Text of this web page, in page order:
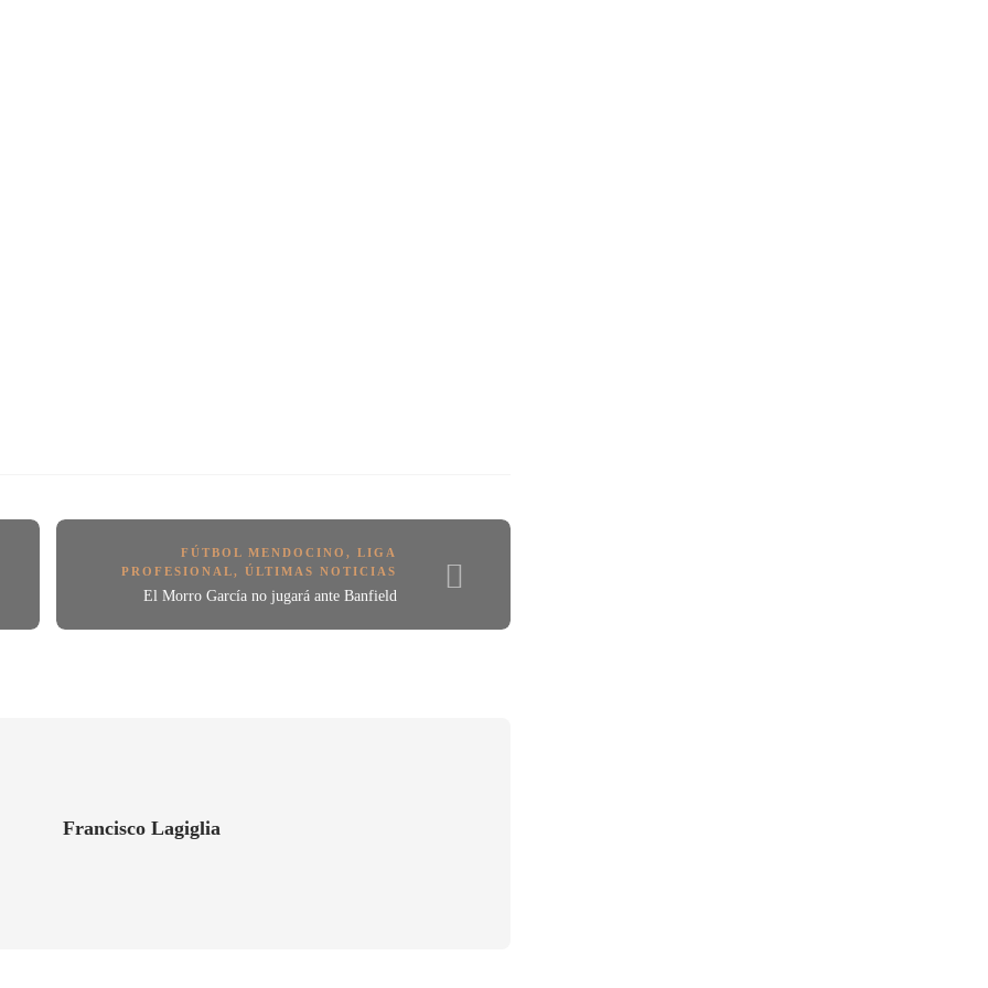
FÚTBOL MENDOCINO,LIGA
PROFESIONAL,ÚLTIMAS NOTICIAS
El Morro García no jugará ante Banfield
Francisco Lagiglia